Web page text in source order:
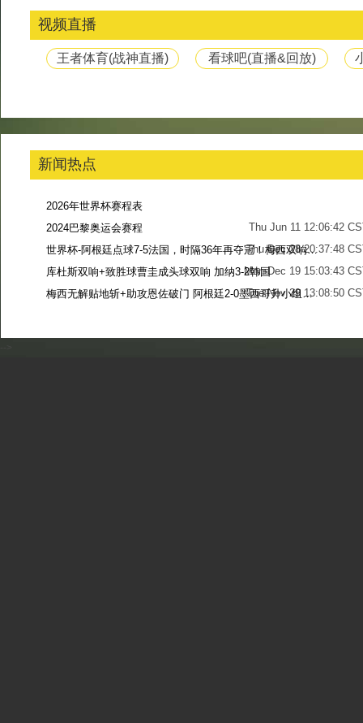
视频直播
王者体育(战神直播) 看球吧(直播&回放)
新闻热点
2026年世界杯赛程表
Thu Jun 11 12:06:42
2024巴黎奥运会赛程
Thu Dec 28 20:37:48
世界杯-阿根廷点球7-5法国，时隔36年再夺冠！梅西双响姆巴佩戴帽
Mon Dec 19 15:03:43
库杜斯双响+致胜球曹圭成头球双响 加纳3-2韩国
Tue Nov 29 13:08:50
梅西无解贴地斩+助攻恩佐破门 阿根廷2-0墨西哥升小组第二